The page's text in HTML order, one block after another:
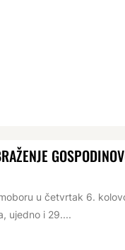
u četvrtak 6.
ujedno i 29....